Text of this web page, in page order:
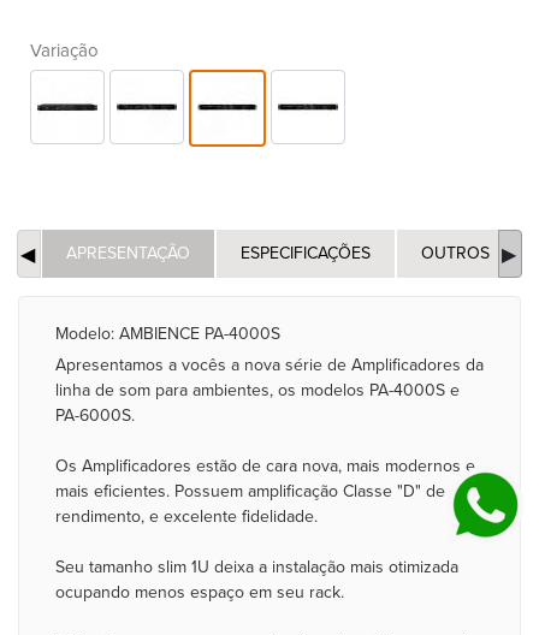
Variação
APRESENTAÇÃO ESPECIFICAÇÕES OUTROS
Modelo: AMBIENCE PA-4000S
Apresentamos a vocês a nova série de Amplificadores da
linha de som para ambientes, os modelos PA-4000S e
PA-6000S.
Os Amplificadores estão de cara nova, mais modernos e
mais eficientes. Possuem amplificação Classe "D" de alto
rendimento, e excelente fidelidade.
Seu tamanho slim 1U deixa a instalação mais otimizada
ocupando menos espaço em seu rack.